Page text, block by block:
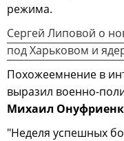
режима.
Сергей Липовой о
под Харьковом и
Похожеемнение в
выразил военно-
Михаил
"Неделя успешных